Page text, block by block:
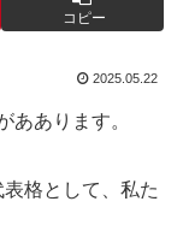
コピー
2025.05.22
ああります。
格として、私た